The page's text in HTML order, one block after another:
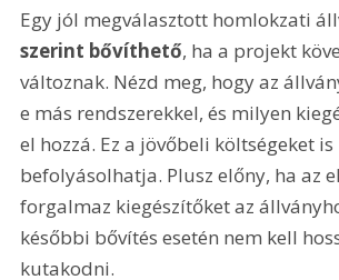
Egy jól megválasztott homlokzati
szerint bővíthető, ha a projekt
változnak. Nézd meg, hogy az
e más rendszerekkel, és milyen
el hozzá. Ez a jövőbeli költségeket is
befolyásolhatja. Plusz előny, ha az
forgalmaz kiegészítőket az
későbbi bővítés esetén nem kell
kutakodni.